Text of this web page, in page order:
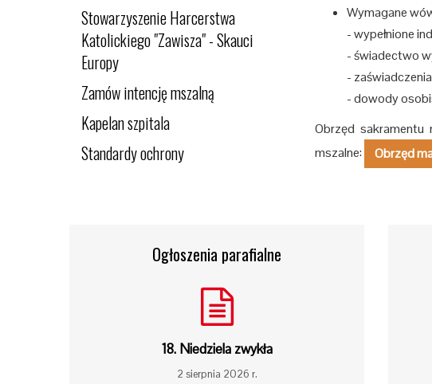
Stowarzyszenie Harcerstwa
Katolickiego "Zawisza" - Skauci
Europy
Zamów intencję mszalną
Kapelan szpitala
Standardy ochrony
Wymagane
- wypełnione
- świadectwo
-
- dowody
Obrzęd
mszalne:
Obrzęd
Ogłoszenia parafialne
18. Niedziela zwykła
2 sierpnia 2026 r.